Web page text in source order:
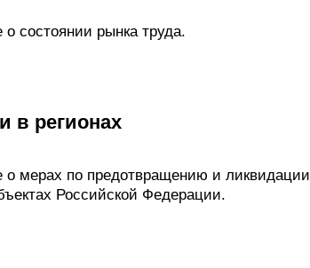
состоянии рынка труда.
в регионах
мерах по предотвращению и ликвидации
Российской Федерации.